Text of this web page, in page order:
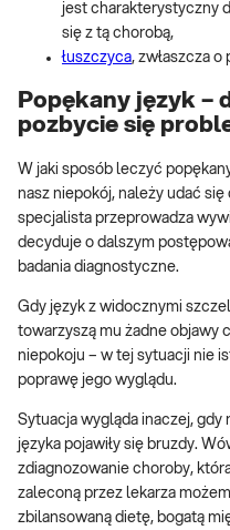
jest charakterystyczny
się z tą chorobą,
łuszczyca, zwłaszcza o
Popękany język –
pozbycie się
W jaki sposób leczyć
nasz niepokój, należy udać
specjalista przeprowadza
decyduje o dalszym
badania diagnostyczne.
Gdy język z widocznymi
towarzyszą mu żadne objawy
niepokoju – w tej sytuacji nie
poprawę jego wyglądu.
Sytuacja wygląda inaczej, gdy
języka pojawiły się bruzdy.
zdiagnozowanie choroby,
zaleconą przez lekarza
zbilansowaną dietę, bogatą